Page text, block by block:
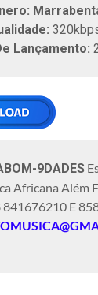
Lançamento:
9DADES
Africana Além
E